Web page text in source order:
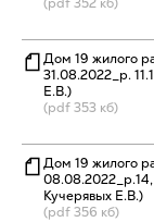
Дом 19 жилого
31.08.2022_р.
Е.В.)
(pdf 353 кб)
Дом 19 жилого
Кучерявых Е.В.)
(pdf 356 кб)